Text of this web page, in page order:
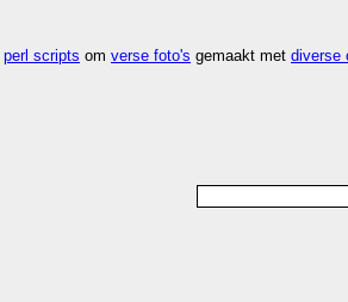
perl scripts omverse foto's gemaakt metdiverse